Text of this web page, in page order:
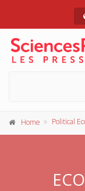
Home Political